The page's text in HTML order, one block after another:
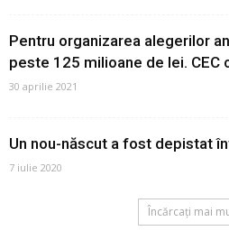
Pentru organizarea alegerilor
peste 125 milioane de lei. CEC
30 aprilie 2021
Un nou-născut a fost depistat
7 iulie 2020
Încărcați mai